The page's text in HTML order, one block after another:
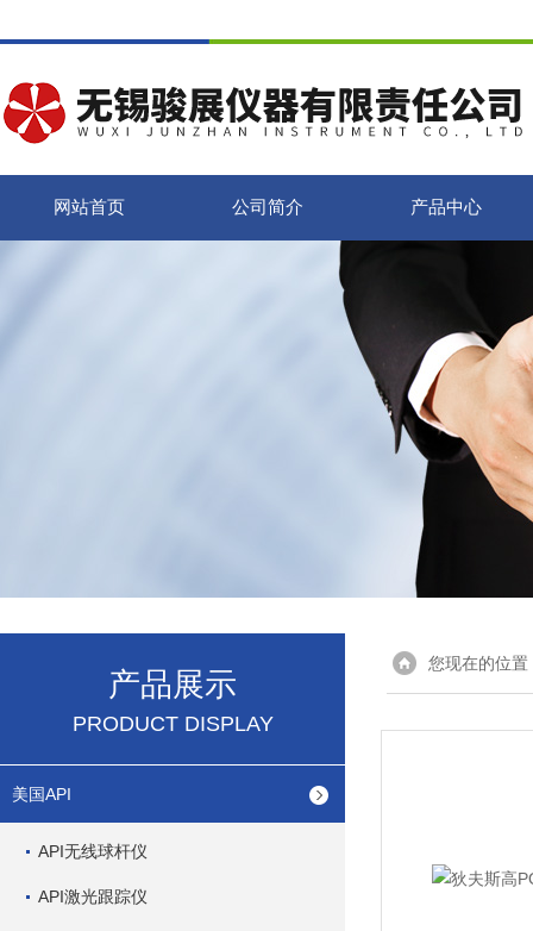
网站首页 公司简介 产品中心
产品展示
PRODUCT DISPLAY
美国API
API无线球杆仪
API激光跟踪仪
您现在的位置